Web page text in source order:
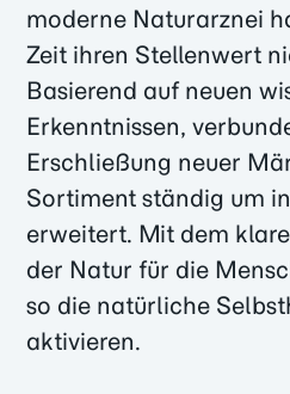
moderne Naturarznei
Zeit ihren Stellenwert
Basierend auf neuen
Erkenntnissen,
Erschließung neuer
Sortiment ständig um
erweitert. Mit dem
der Natur für die
so die natürliche
aktivieren.